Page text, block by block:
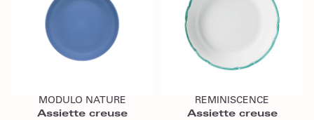
MODULO NATURE
Assiette creuse
REMINISCENCE
Assiette creuse